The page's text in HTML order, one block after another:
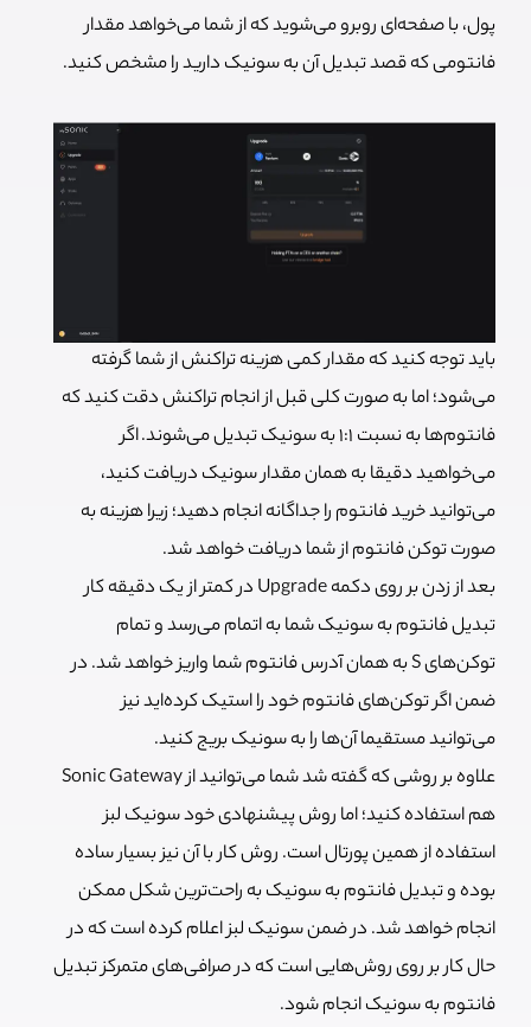
پول، با صفحه‌ای روبرو می‌شوید که از شما می‌خواهد مقدار
فانتومی که قصد تبدیل آن به سونیک دارید را مشخص کنید.
باید توجه کنید که مقدار کمی هزینه تراکنش از شما گرفته
می‌شود؛ اما به صورت کلی قبل از انجام تراکنش دقت کنید که
فانتوم‌ها به نسبت 1:1 به سونیک تبدیل می‌شوند. اگر
می‌خواهید دقیقا به همان مقدار سونیک دریافت کنید،
می‌توانید خرید فانتوم را جداگانه انجام دهید؛ زیرا هزینه به
صورت توکن فانتوم از شما دریافت خواهد شد.
بعد از زدن بر روی دکمه Upgrade در کمتر از یک دقیقه کار
تبدیل فانتوم به سونیک شما به اتمام می‌رسد و تمام
توکن‌های S به همان آدرس فانتوم شما واریز خواهد شد. در
ضمن اگر توکن‌های فانتوم خود را استیک کرده‌اید نیز
می‌توانید مستقیما آن‌ها را به سونیک بریج کنید.
علاوه بر روشی که گفته شد شما می‌توانید از Sonic Gateway
هم استفاده کنید؛ اما روش پیشنهادی خود سونیک لبز
استفاده از همین پورتال است. روش کار با آن نیز بسیار ساده
بوده و تبدیل فانتوم به سونیک به راحت‌ترین شکل ممکن
انجام خواهد شد. در ضمن سونیک لبز اعلام کرده است که در
حال کار بر روی روش‌هایی است که در صرافی‌های متمرکز تبدیل
فانتوم به سونیک انجام شود.